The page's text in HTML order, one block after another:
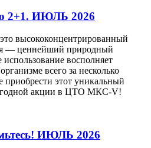
2+1. ИЮЛЬ 2026
высококонцентрированный
— ценнейший природный
восполняет
всего за несколько
этот уникальный
акции в ЦТО МКС-V!
ИЮЛЬ 2026